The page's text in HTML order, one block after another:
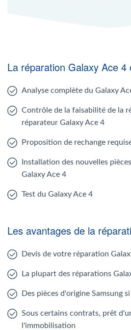
La réparation Galaxy Ace 4
Analyse complète du Galaxy
Contrôle de la faisabilité de la
réparateur Galaxy Ace 4
Proposition de rechange
Installation des nouvelles
Galaxy Ace 4
Test du Galaxy Ace 4
Les avantages de la
Devis de votre réparation
La plupart des réparations
Des pièces d'origine Samsung
Sous certains contrats, prêt
l'immobilisation